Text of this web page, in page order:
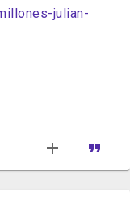
julian-